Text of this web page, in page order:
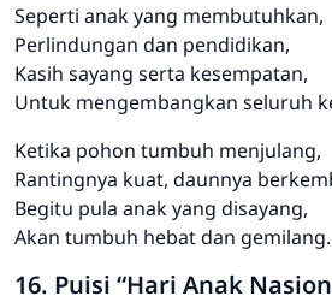
Seperti anak yang membutuhkan,
Perlindungan dan pendidikan,
Kasih sayang serta kesempatan,
Untuk mengembangkan seluruh
Ketika pohon tumbuh menjulang,
Rantingnya kuat, daunnya
Begitu pula anak yang disayang,
Akan tumbuh hebat dan gemilang.
16. Puisi “Hari Anak